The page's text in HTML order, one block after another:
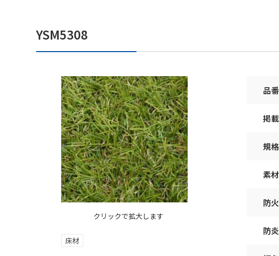
YSM5308
クリックで拡大します
床材
品番
掲
規格
素材
防
防